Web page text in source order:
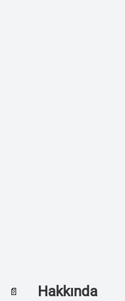
📄 Hakkında